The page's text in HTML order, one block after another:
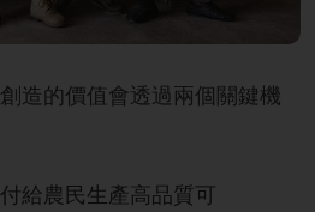
造的價值會透過兩個關鍵機
給農民生產高品質可